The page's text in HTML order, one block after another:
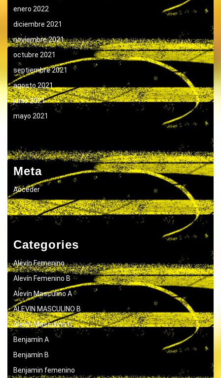
enero 2022
diciembre 2021
noviembre 2021
octubre 2021
septiembre 2021
agosto 2021
junio 2021
mayo 2021
Meta
Acceder
Categories
Alevín Femenino
Alevín Femenino B
Alevín Masculino A
ALEVIN MASCULINO B
Alevín Masculino C
Benjamín A
Benjamín B
Benjamin femenino